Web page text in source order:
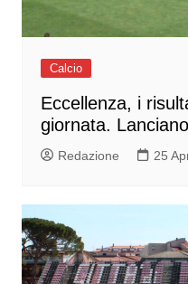
Calcio
Eccellenza, i
giornata.
Redazione 25